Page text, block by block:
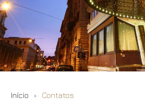
Salas De Reuniões
Quartos E Serviço
Galeria
Contatos
Início Contatos